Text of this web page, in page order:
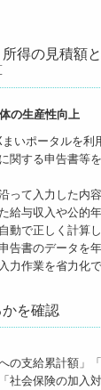
得の見積額
の生産性向上
いポータルを利
関する申告書等
って入力した内
給与収入や公的
動で正しく計算し
告書のデータを
力作業を省力化で
を確認
の支給累計額」
社会保険の加入